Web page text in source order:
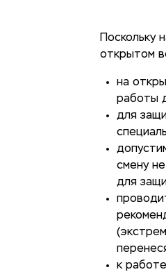
открытом
на
работы
для
смену
для
к